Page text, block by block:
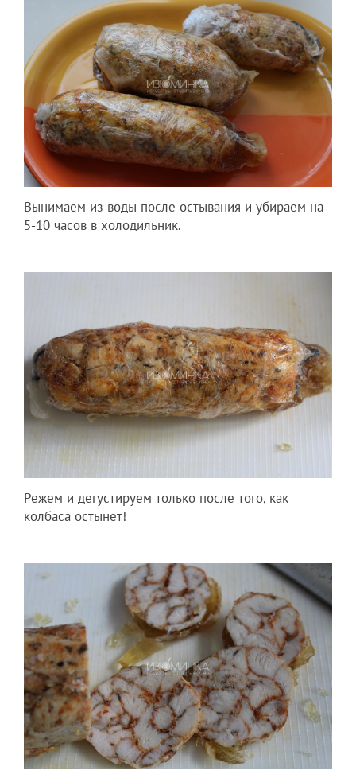
Вынимаем из воды после остывания и убираем на
5-10 часов в холодильник.
Режем и дегустируем только после того, как
колбаса остынет!